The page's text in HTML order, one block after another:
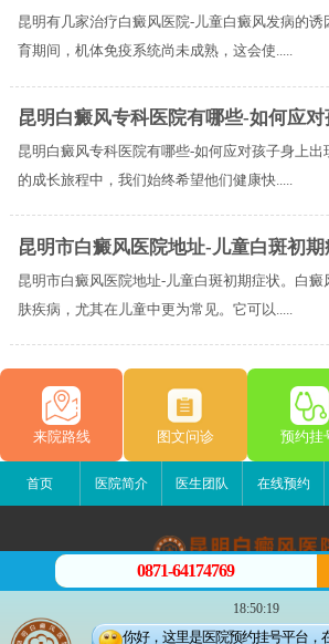
昆明有几家治疗白癜风医院-儿童白癜风发病的
育期间，机体免疫系统尚未成熟，这会使.....
昆明白癜风专科医院有哪些-如何应对
昆明白癜风专科医院有哪些-如何应对孩子身上
的成长旅程中，我们始终希望他们健康快.....
昆明市白癜风医院地址-儿童白斑初期
昆明市白癜风医院地址-儿童白斑初期症状。白癜
肤疾病，尤其在儿童中更为常见。它可以.....
来院路线 图文问诊 预约挂
首页 医院简介 医生团队 在线预约
昆明白癜风医院
昆明市五华区护国路2号
版权所有：昆明白癜风医院
0871-64174769
18:50:19
你好，这里是医院预约挂号平台，